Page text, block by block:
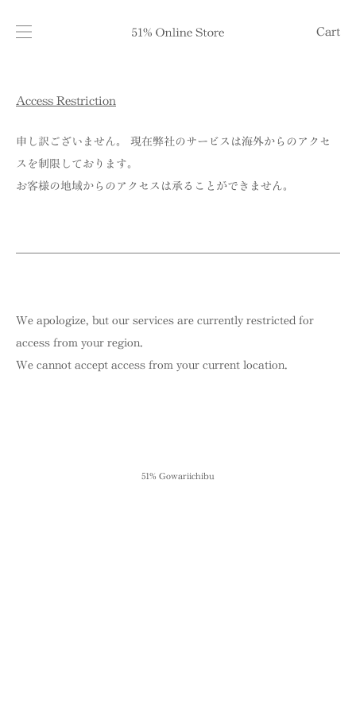
Cart
Access Restriction
申し訳ございません。 現在弊社のサービスは海外からのアクセ
スを制限しております。
お客様の地域からのアクセスは承ることができません。
We apologize, but our services are currently restricted for
access from your region.
We cannot accept access from your current location.
51% Gowariichibu